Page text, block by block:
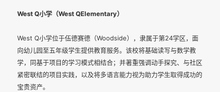
West Q小学（West QElementary）
West Q小学位于伍德赛德（Woodside），隶属于第24学区，面
向幼儿园至五年级学生提供教育服务。该校将基础读写与数学教
学，同基于项目的学习模式相结合；并著重强调动手探究、与社区
紧密联结的项目实践，以及将多语言能力视为助力学生取得成功的
宝贵资产。